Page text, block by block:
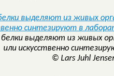
выделяют из живых
или искусственно
© Lars Juhl